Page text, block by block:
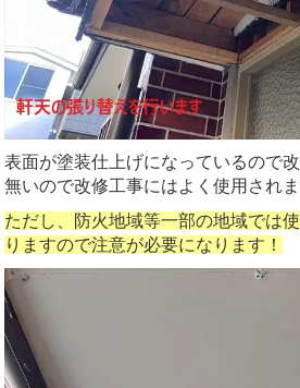
表面が塗装仕上げになっているので
無いので改修工事にはよく使用されま
ただし、防火地域等一部の地域では
りますので注意が必要になります！